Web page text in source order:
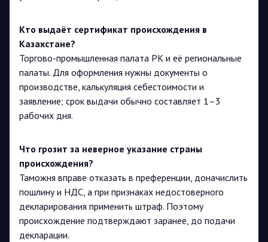
Кто выдаёт сертификат происхождения в
Казахстане?
Торгово-промышленная палата РК и её региональные
палаты. Для оформления нужны документы о
производстве, калькуляция себестоимости и
заявление; срок выдачи обычно составляет 1–3
рабочих дня.
Что грозит за неверное указание страны
происхождения?
Таможня вправе отказать в преференции, доначислить
пошлину и НДС, а при признаках недостоверного
декларирования применить штраф. Поэтому
происхождение подтверждают заранее, до подачи
декларации.